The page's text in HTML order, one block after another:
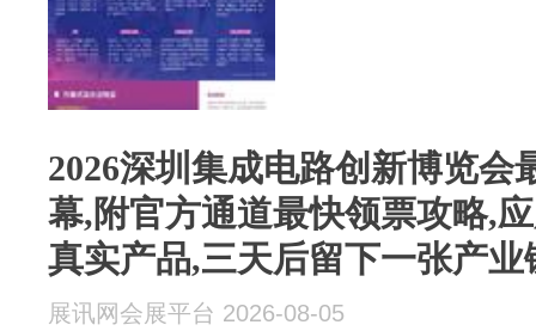
2026深圳集成电路创新博览会
幕,附官方通道最快领票攻略,
真实产品,三天后留下一张产
展讯网会展平台 2026-08-05